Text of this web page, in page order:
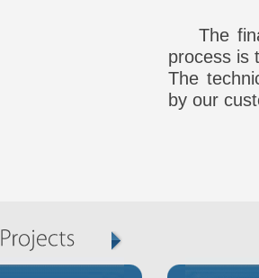
The
process is
The
by our